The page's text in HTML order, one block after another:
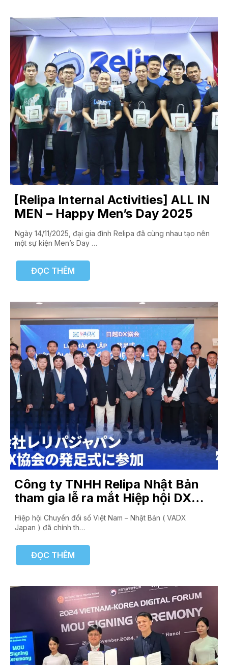
[Relipa Internal Activities] ALL IN
MEN – Happy Men’s Day 2025
Ngày 14/11/2025, đại gia đình Relipa đã cùng nhau tạo nên
một sự kiện Men’s Day …
ĐỌC THÊM
Công ty TNHH Relipa Nhật Bản
tham gia lễ ra mắt Hiệp hội DX
Nhật Bản – Việt Nam
Hiệp hội Chuyển đổi số Việt Nam – Nhật Bản ( VADX
Japan ) đã chính th…
ĐỌC THÊM